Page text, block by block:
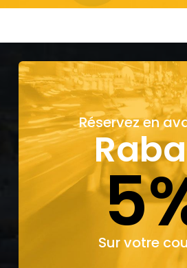
Réservez en
Sur votre